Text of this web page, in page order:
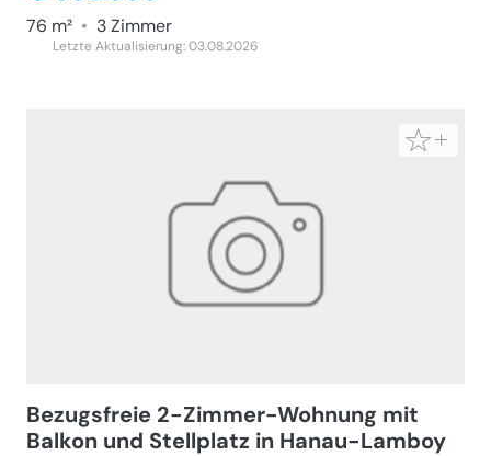
76 m² • 3 Zimmer
Letzte Aktualisierung: 03.08.2026
Bezugsfreie 2-Zimmer-Wohnung mit
Balkon und Stellplatz in Hanau-Lamboy